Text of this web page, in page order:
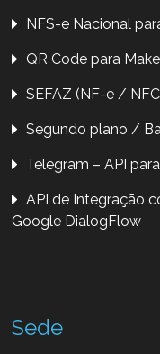
NFS-e Nacional
QR Code para
SEFAZ (NF-e /
Segundo plano /
Telegram – API
API de Integração
Google DialogFlow
Sede